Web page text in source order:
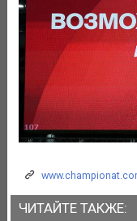
ЧИТАЙТЕ ТАКЖЕ: